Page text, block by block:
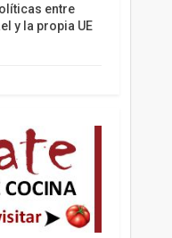
entre
y la propia UE